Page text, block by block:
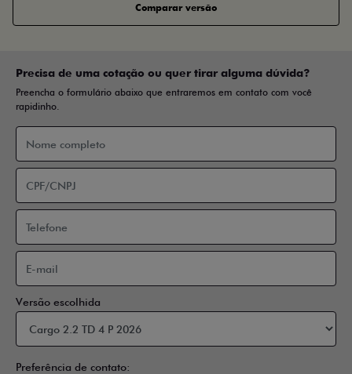
Comparar versão
Precisa de uma cotação ou quer tirar alguma dúvida?
Preencha o formulário abaixo que entraremos em contato com você
rapidinho.
Versão escolhida
Preferência de contato: